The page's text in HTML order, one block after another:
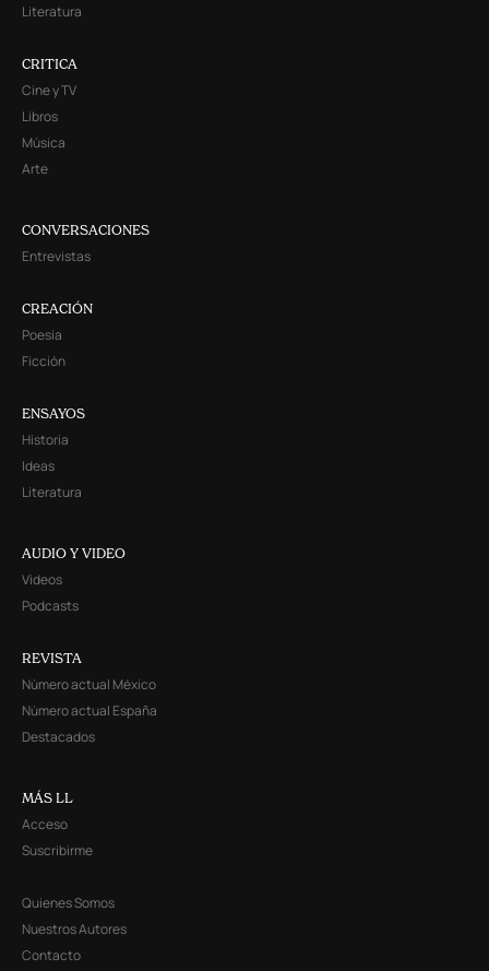
Literatura
CRITICA
Cine y TV
Libros
Música
Arte
CONVERSACIONES
Entrevistas
CREACIÓN
Poesía
Ficción
ENSAYOS
Historia
Ideas
Literatura
AUDIO Y VIDEO
Videos
Podcasts
REVISTA
Número actual México
Número actual España
Destacados
MÁS LL
Acceso
Suscribirme
Quienes Somos
Nuestros Autores
Contacto